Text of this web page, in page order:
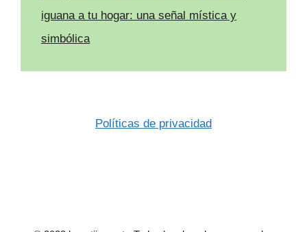
iguana a tu hogar: una señal mística y
simbólica
Políticas de privacidad